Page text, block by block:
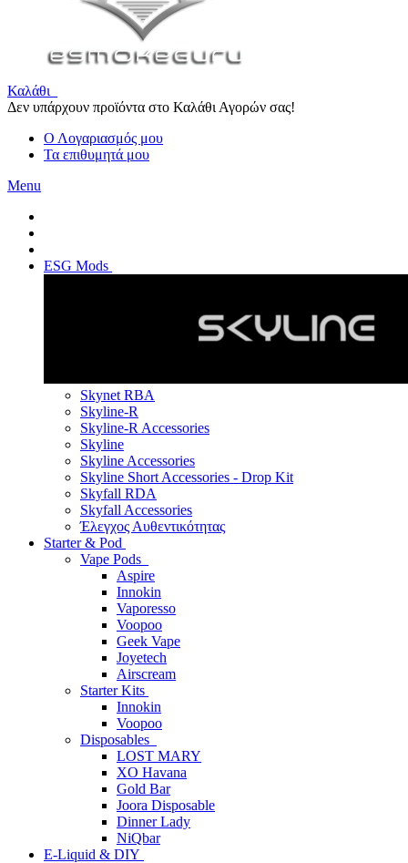
Καλάθι
Δεν υπάρχουν προϊόντα στο Καλάθι Αγορών σας!
Ο Λογαριασμός μου
Τα επιθυμητά μου
Menu
ESG Mods
Skynet RBA
Skyline-R
Skyline-R Accessories
Skyline
Skyline Accessories
Skyline Short Accessories - Drop Kit
Skyfall RDA
Skyfall Accessories
Έλεγχος Αυθεντικότητας
Starter & Pod
Vape Pods
Aspire
Innokin
Vaporesso
Voopoo
Geek Vape
Joyetech
Airscream
Starter Kits
Innokin
Voopoo
Disposables
LOST MARY
XO Havana
Gold Bar
Joora Disposable
Dinner Lady
NiQbar
E-Liquid & DIY